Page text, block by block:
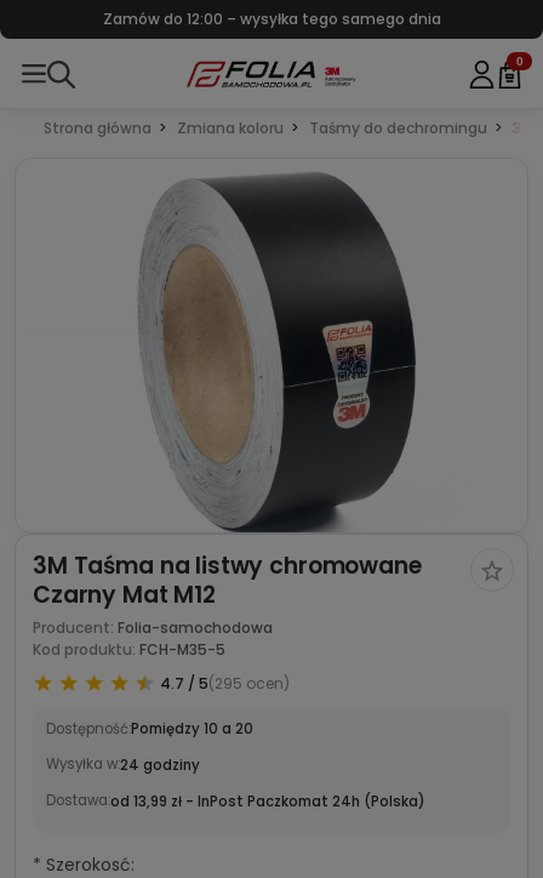
Zamów do 12:00 – wysyłka tego samego dnia
0
Strona główna Zmiana koloru Taśmy do dechromingu 3M
3M Taśma na listwy chromowane
Czarny Mat M12
Producent: Folia-samochodowa
Kod produktu: FCH-M35-5
4.7 / 5(295 ocen)
Dostępność:Pomiędzy 10 a 20
Wysyłka w:24 godziny
Dostawa:od 13,99 zł - InPost Paczkomat 24h (Polska)
* Szerokosć: